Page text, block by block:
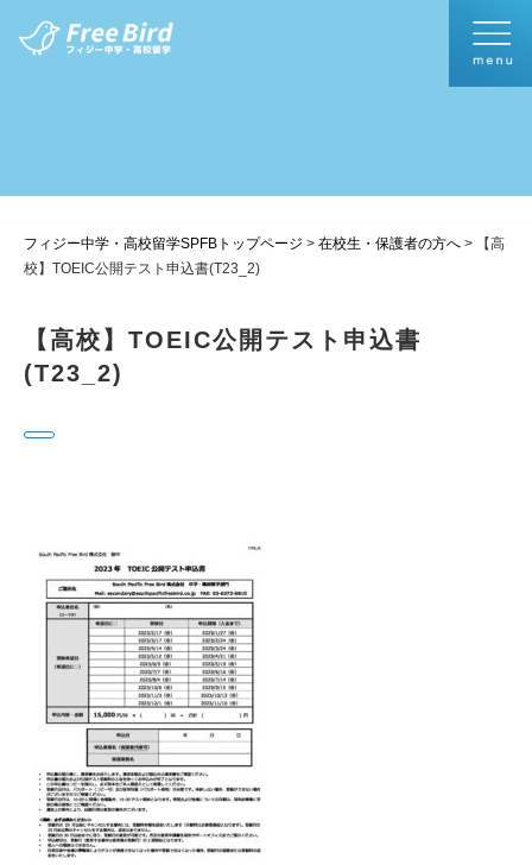
フィジー中学・高校留学SPFBトップページ > 在校生・保護者の方へ >
【高
校】TOEIC公開テスト申込書(T23_2)
【高校】TOEIC公開テスト申込書
(T23_2)